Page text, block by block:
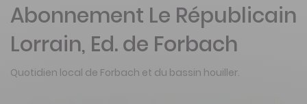
Abonnement Le Républicain
Lorrain, Ed. de Forbach
Quotidien local de Forbach et du bassin houiller.